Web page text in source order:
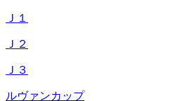
Ｊ１
Ｊ２
Ｊ３
ルヴァンカップ